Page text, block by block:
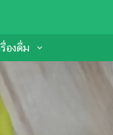
องดื่ม